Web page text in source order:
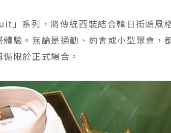
」系列，將傳統西裝結合韓日街頭風
驗。無論是通勤、約會或小型聚會，
限於正式場合。